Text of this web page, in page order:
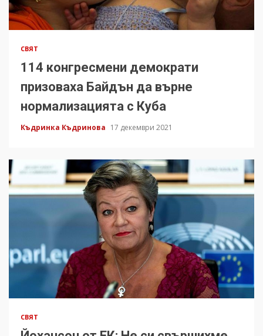
СВЯТ
114 конгресмени демократи
призоваха Байдън да върне
нормализацията с Куба
Къдринка Къдринова 17 декември 2021
СВЯТ